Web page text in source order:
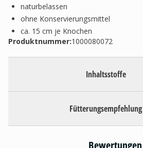
naturbelassen
ohne Konservierungsmittel
ca. 15 cm je Knochen
Produktnummer:1000080072
Inhaltsstoffe
Fütterungsempfehlung
Bewertungen